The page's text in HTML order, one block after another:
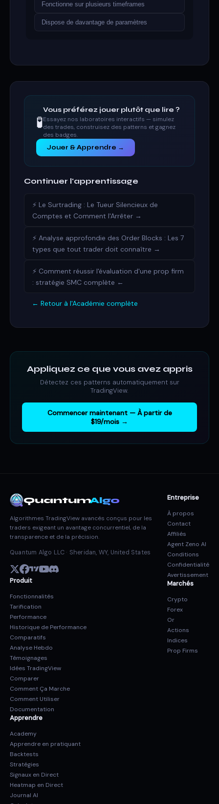
Fonctionne sur plusieurs timeframes
Dispose de davantage de paramètres
🧪
Vous préférez jouer plutôt que lire ?
Essayez nos laboratoires interactifs — simulez
des trades, construisez des patterns et gagnez
des badges.
Jouer & Apprendre →
Continuer l'apprentissage
⚡ Le Surtrading : Le Tueur Silencieux de
Comptes et Comment l'Arrêter →
⚡ Analyse approfondie des Order Blocks : Les 7
types que tout trader doit connaître →
⚡ Comment réussir l'évaluation d'une prop firm
: stratégie SMC complète ←
← Retour à l'Académie complète
Appliquez ce que vous avez appris
Détectez ces patterns automatiquement sur
TradingView.
Commencer maintenant — À partir de
$19/mois →
QuantumAlgo
Algorithmes TradingView avancés conçus pour les
traders exigeant un avantage concurrentiel, de la
transparence et de la précision.
Quantum Algo LLC · Sheridan, WY, United States
Produit
Fonctionnalités
Tarification
Performance
Historique de Performance
Comparatifs
Analyse Hebdo
Témoignages
Idées TradingView
Comparer
Comment Ça Marche
Comment Utiliser
Documentation
Apprendre
Academy
Apprendre en pratiquant
Backtests
Stratégies
Signaux en Direct
Heatmap en Direct
Journal AI
Entreprise
À propos
Contact
Affiliés
Agent Zeno AI
Conditions
Confidentialité
Avertissement
Marchés
Crypto
Forex
Or
Actions
Indices
Prop Firms